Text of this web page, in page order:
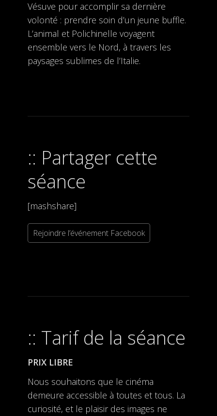
Vésuve pour accomplir sa dernière
volonté : prendre soin d’un jeune buffle.
L’animal et Polichinelle voyagent
ensemble vers le Nord, à travers les
paysages sublimes de l’Italie.
Partager cette
séance
[mashshare]
Rejoindre l’événement Facebook
Tarif de la séance
PRIX LIBRE
Nous souhaitons que le cinéma
demeure accessible à toutes et tous. La
curiosité, et le plaisir des images ne